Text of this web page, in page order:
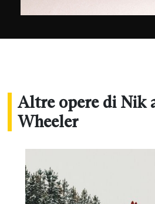
Altre opere di Nik
Wheeler